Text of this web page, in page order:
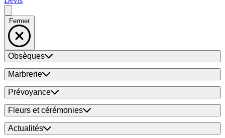
Fermer
Obsèques
Marbrerie
Prévoyance
Fleurs et cérémonies
Actualités